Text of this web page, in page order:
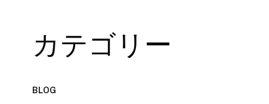
カテゴリー
BLOG